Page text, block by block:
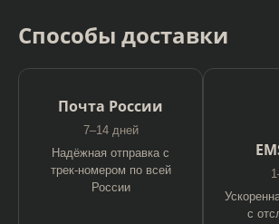
Способы доставки
Почта России
7–14 дней
Надёжная отправка с
трек-номером по всей
России
с